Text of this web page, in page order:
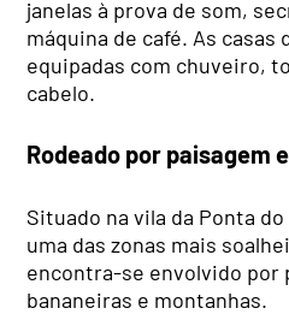
janelas à prova de som,
máquina de café. As casas
equipadas com chuveiro,
cabelo.
Rodeado por paisagem
Situado na vila da Ponta
uma das zonas mais
encontra-se envolvido por
bananeiras e montanhas.